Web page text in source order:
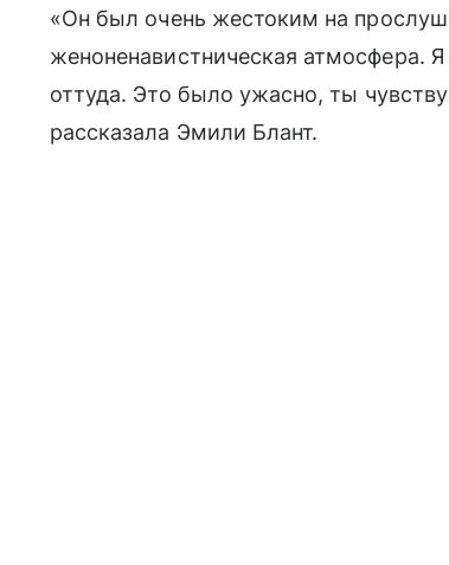
«Он был очень жестоким на
женоненавистническая атмосфера.
оттуда. Это было ужасно, ты
рассказала Эмили Блант.